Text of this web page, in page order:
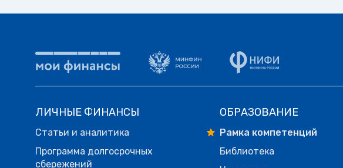
ЛИЧНЫЕ ФИНАНСЫ
Статьи и аналитика
Программа долгосрочных
сбережений
ОБРАЗОВАНИЕ
Рамка компетенций
Библиотека